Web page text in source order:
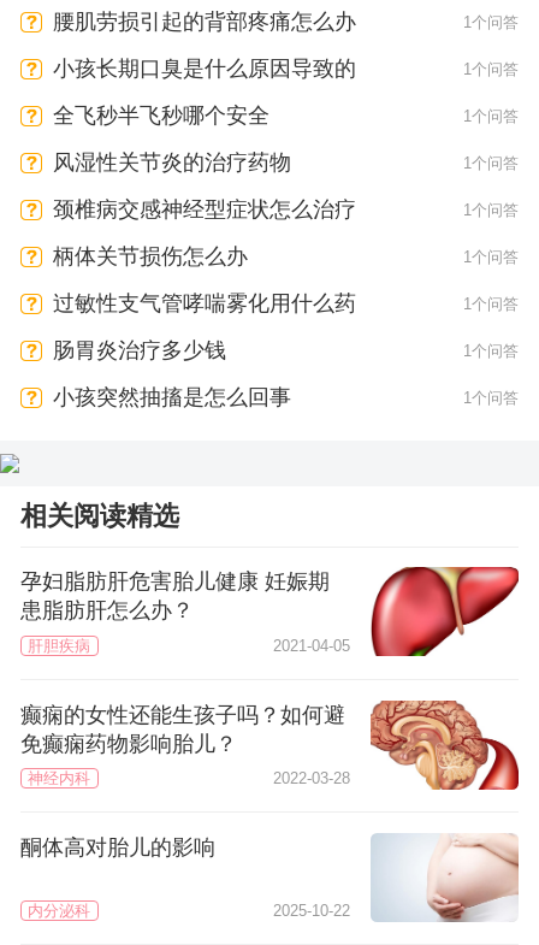
腰肌劳损引起的背部疼痛怎么办 1个问答
小孩长期口臭是什么原因导致的 1个问答
全飞秒半飞秒哪个安全 1个问答
风湿性关节炎的治疗药物 1个问答
颈椎病交感神经型症状怎么治疗 1个问答
柄体关节损伤怎么办 1个问答
过敏性支气管哮喘雾化用什么药 1个问答
肠胃炎治疗多少钱 1个问答
小孩突然抽搐是怎么回事 1个问答
相关阅读精选
孕妇脂肪肝危害胎儿健康 妊娠期
患脂肪肝怎么办？
肝胆疾病 2021-04-05
癫痫的女性还能生孩子吗？如何避
免癫痫药物影响胎儿？
神经内科 2022-03-28
酮体高对胎儿的影响
内分泌科 2025-10-22